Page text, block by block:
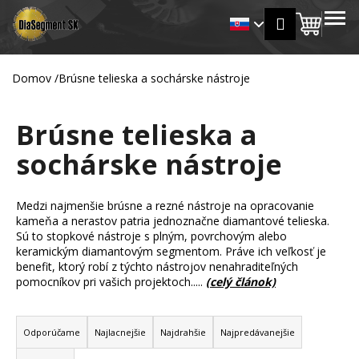
Prejsť
obsah
košík
MENU
Domov /Brúsne telieska a sochárske nástroje
Brúsne telieska a
sochárske nástroje
Medzi najmenšie brúsne a rezné nástroje na opracovanie
kameňa a nerastov patria jednoznačne diamantové telieska.
Sú to stopkové nástroje s plným, povrchovým alebo
keramickým diamantovým segmentom. Práve ich veľkosť je
benefit, ktorý robí z týchto nástrojov nenahraditeľných
pomocníkov pri vašich projektoch..... (celý článok)
R
aOdporúčame Najlacnejšie Najdrahšie Najpredávanejšie
š
Späť
Späť
Č
p
o
t
e
b
u
j
e
t
e